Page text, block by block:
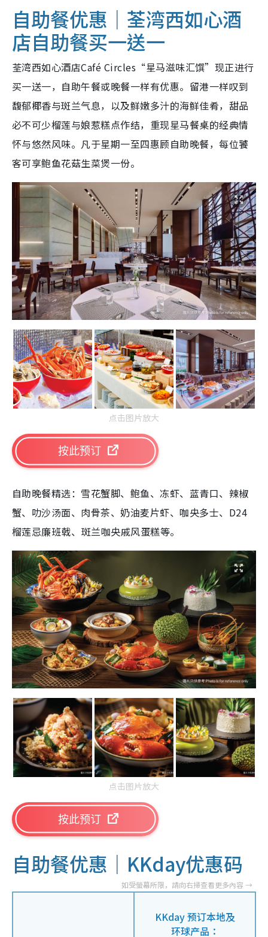
自助餐优惠｜荃湾西如心酒
店自助餐买一送一
荃湾西如心酒店Café Circles “星马滋味汇馔”现正进行
买一送一，自助午餐或晚餐一样有优惠。留港一样叹到
馥郁椰香与斑兰气息，以及鲜嫩多汁的海鲜佳肴，甜品
必不可少榴莲与娘惹糕点作结，重现星马餐桌的经典情
怀与悠然风味。凡于星期一至四惠顾自助晚餐，每位饕
客可享鲍鱼花菇生菜煲一份。
点击图片放大
按此预订
自助晚餐精选：雪花蟹脚、鲍鱼、冻虾、蓝青口、辣椒
蟹、叻沙汤面、肉骨茶、奶油麦片虾、咖央多士、D24
榴莲忌廉班戟、⁠斑兰咖央戚风蛋糕等。
点击图片放大
按此预订
自助餐优惠｜KKday优惠码
KKday 预订本地及
环球产品：